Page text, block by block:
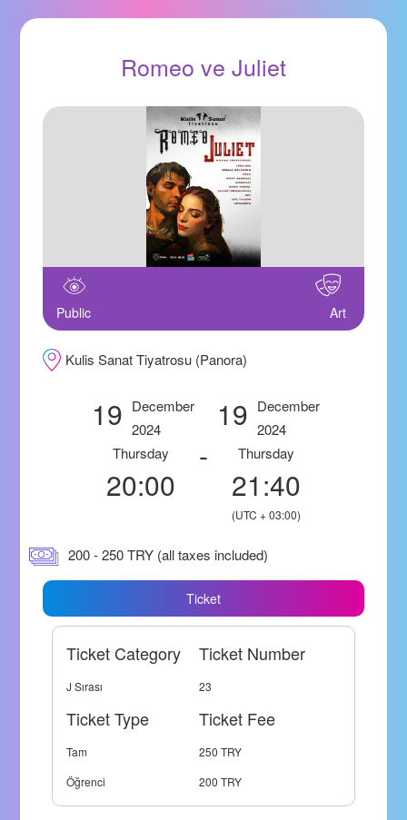
Romeo ve Juliet
Public Art
Kulis Sanat Tiyatrosu (Panora)
19 December
2024
Thursday
20:00
-
19 December
2024
Thursday
21:40
(UTC + 03:00)
200 - 250 TRY (all taxes included)
Ticket
Ticket Category Ticket Number
J Sırası 23
Ticket Type Ticket Fee
Tam
250 TRY
Öğrenci
200 TRY